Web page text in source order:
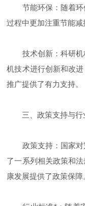
节能环保：随着环
过程中更加注重节能减
技术创新：科研机
机技术进行创新和改
推广提供了有力支持。
三、政策支持与行
政策支持：国家对
了一系列相关政策和
康发展提供了政策保障